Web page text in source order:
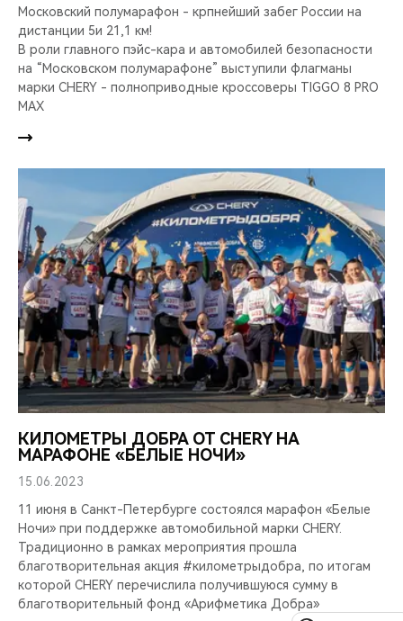
Московский полумарафон - крпнейший забег России на
дистанции 5и 21,1 км!
В роли главного пэйс-кара и автомобилей безопасности
на “Московском полумарафоне” выступили флагманы
марки CHERY - полноприводные кроссоверы TIGGO 8 PRO
MAX
КИЛОМЕТРЫ ДОБРА ОТ CHERY НА
МАРАФОНЕ «БЕЛЫЕ НОЧИ»
15.06.2023
11 июня в Санкт-Петербурге состоялся марафон «Белые
Ночи» при поддержке автомобильной марки CHERY.
Традиционно в рамках мероприятия прошла
благотворительная акция #километрыдобра, по итогам
которой CHERY перечислила получившуюся сумму в
благотворительный фонд «Арифметика Добра»